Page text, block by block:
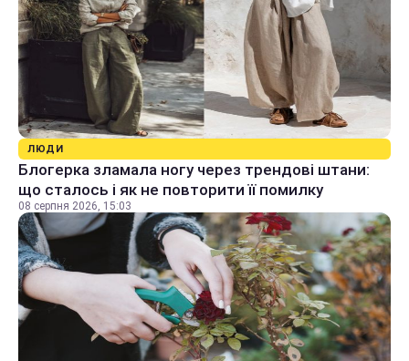
ЛЮДИ
Блогерка зламала ногу через трендові штани:
що сталось і як не повторити її помилку
08 серпня 2026, 15:03